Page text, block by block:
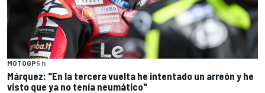
MOTOGP5 h
Márquez: "En la tercera vuelta he intentado un arreón y he
visto que ya no tenía neumático"